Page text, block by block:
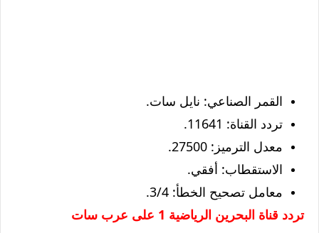
القمر الصناعي: نايل سات.
تردد القناة: 11641.
معدل الترميز: 27500.
الاستقطاب: أفقي.
معامل تصحيح الخطأ: 3/4.
تردد قناة البحرين الرياضية 1 على عرب سات